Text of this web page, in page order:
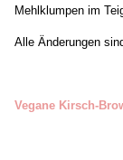
Mehlklumpen im
Alle Änderungen
Vegane Kirsch-